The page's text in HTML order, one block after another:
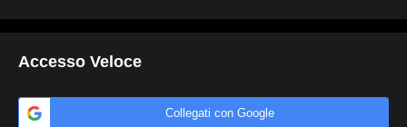
Accesso Veloce
Collegati con Google